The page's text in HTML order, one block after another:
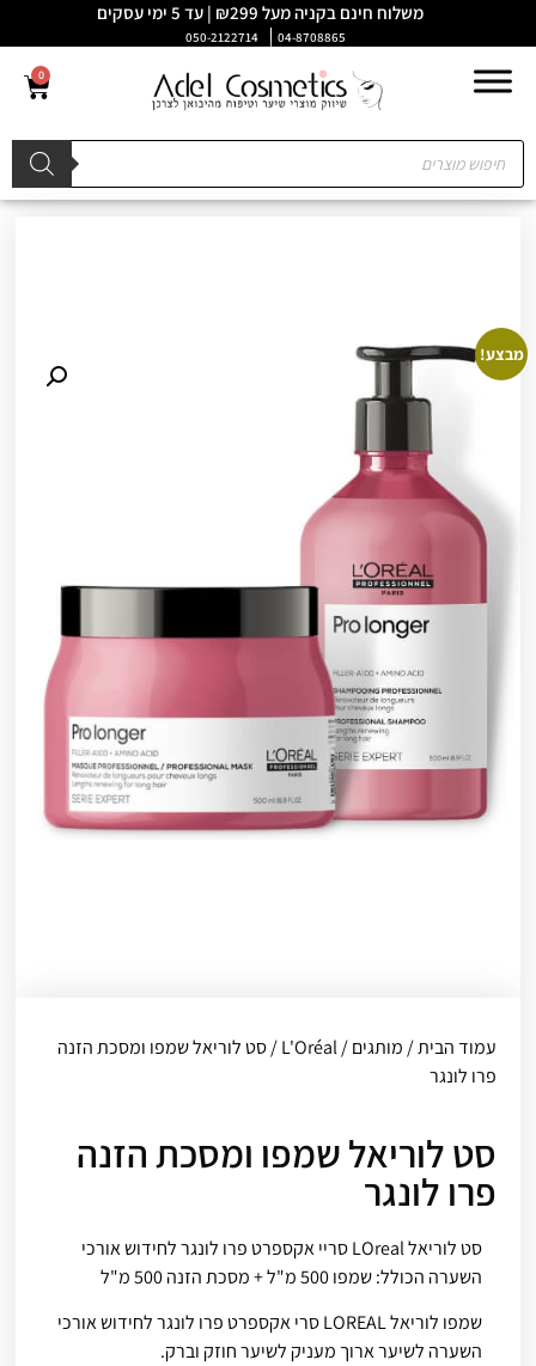
משלוח חינם בקניה מעל ₪299 | עד 5 ימי עסקים
04-8708865
050-2122714
0
מבצע!
עמוד הבית/מותגים/
L'Oréal/ סט לוריאל שמפו ומסכת הזנה
פרו לונגר
סט לוריאל שמפו ומסכת הזנה
פרו לונגר
סט לוריאל LOreal סריי אקספרט פרו לונגר לחידוש אורכי
השערה הכולל: שמפו 500 מ"ל + מסכת הזנה 500 מ"ל
שמפו לוריאל LOREAL סרי אקספרט פרו לונגר לחידוש אורכי
השערה לשיער ארוך מעניק לשיער חוזק וברק.